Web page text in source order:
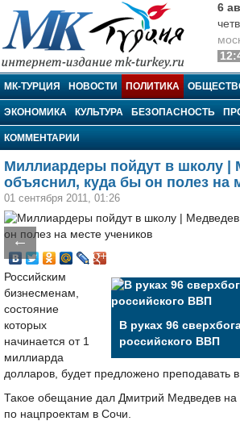
МК-Турция
6
МК-ТУРЦИЯ НОВОСТИ ПОЛИТИКА
ЭКОНОМИКА КУЛЬТУРА БЕЗОПАСНОСТЬ
КОММЕНТАРИИ
Миллиардеры пойдут в школу |
объяснил, куда бы он полез на
01 сентября 2011, 01:26
←
В руках 96
российского ВВП
Российским
бизнесменам,
состояние
которых
начинается от 1
миллиарда
долларов, будет предложено преподавать
Такое обещание дал Дмитрий Медведев на
по нацпроектам в Сочи.